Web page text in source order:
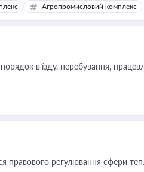
Агропромисловий комплекс
в’їзду, перебування,
правового регулювання сфери